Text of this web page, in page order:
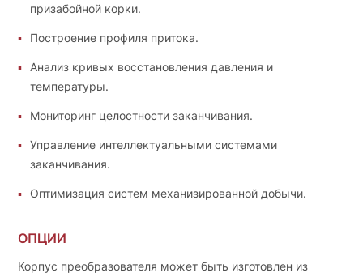
призабойной корки.
Построение профиля притока.
Анализ кривых восстановления давления и
температуры.
Мониторинг целостности заканчивания.
Управление интеллектуальными системами
заканчивания.
Оптимизация систем механизированной добычи.
ОПЦИИ
Корпус преобразователя может быть изготовлен из